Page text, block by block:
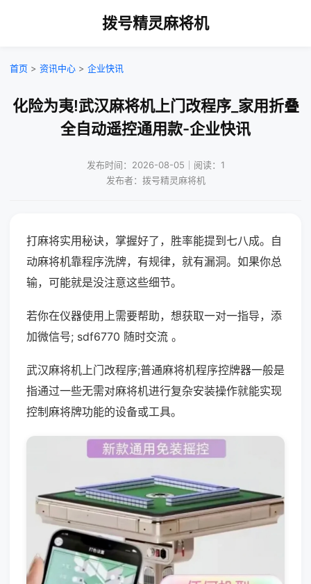
拨号精灵麻将机
首页 > 资讯中心 > 企业快讯
化险为夷!武汉麻将机上门改程序_家用折叠
全自动遥控通用款-企业快讯
发布时间：2026-08-05｜阅读：1
发布者：拨号精灵麻将机
打麻将实用秘诀，掌握好了，胜率能提到七八成。自
动麻将机靠程序洗牌，有规律，就有漏洞。如果你总
输，可能就是没注意这些细节。
若你在仪器使用上需要帮助，想获取一对一指导，添
加微信号; sdf6770 随时交流 。
武汉麻将机上门改程序;普通麻将机程序控牌器一般是
指通过一些无需对麻将机进行复杂安装操作就能实现
控制麻将牌功能的设备或工具。